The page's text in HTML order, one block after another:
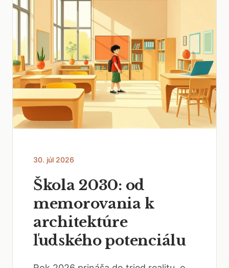
30. júl 2026
Škola 2030: od
memorovania k
architektúre
ľudského potenciálu